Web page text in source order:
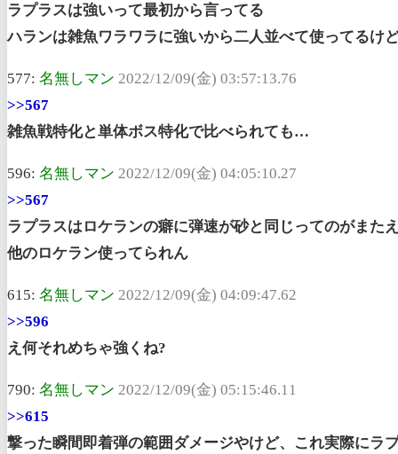
ラプラスは強いって最初から言ってる
ハランは雑魚ワラワラに強いから二人並べて使ってるけ
577: 名無しマン 2022/12/09(金) 03:57:13.76
>>567
雑魚戦特化と単体ボス特化で比べられても…
596: 名無しマン 2022/12/09(金) 04:05:10.27
>>567
ラプラスはロケランの癖に弾速が砂と同じってのがまた
他のロケラン使ってられん
615: 名無しマン 2022/12/09(金) 04:09:47.62
>>596
え何それめちゃ強くね?
790: 名無しマン 2022/12/09(金) 05:15:46.11
>>615
撃った瞬間即着弾の範囲ダメージやけど、これ実際にラ